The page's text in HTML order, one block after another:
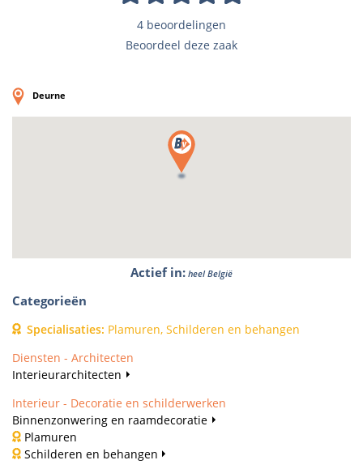
4 beoordelingen
Beoordeel deze zaak
Deurne
Actief in: heel België
Categorieën
Specialisaties: Plamuren, Schilderen en behangen
Diensten - Architecten
Interieurarchitecten
Interieur - Decoratie en schilderwerken
Binnenzonwering en raamdecoratie
Plamuren
Schilderen en behangen